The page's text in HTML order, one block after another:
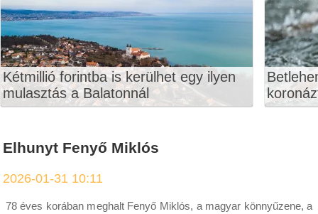
Kétmillió forintba is kerülhet egy ilyen
mulasztás a Balatonnál
Elhunyt Fenyő Miklós
2026-01-31 10:11
78 éves korában meghalt Fenyő Miklós, a magyar könnyűzene, a